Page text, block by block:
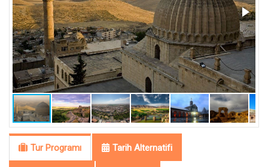
Tur Programı Tarih Alternatifi